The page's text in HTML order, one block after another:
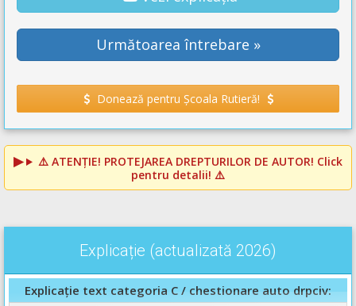
Următoarea întrebare »
Donează pentru Școala Rutieră!
⚠️ ATENȚIE! PROTEJAREA DREPTURILOR DE AUTOR! Click
pentru detalii! ⚠️
Explicație (actualizată 2026)
Explicație text categoria C / chestionare auto drpciv: